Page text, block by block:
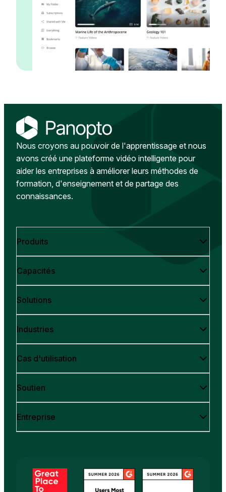
Nous croyons au pouvoir de l'apprentissage et nous
avons créé une plateforme vidéo intelligente pour
aider les entreprises à améliorer leurs méthodes de
formation, d'enseignement et de partage des
connaissances.
Produits
Capacités
Solutions
Industries
Cas d'utilisation
Soutien
Entreprise